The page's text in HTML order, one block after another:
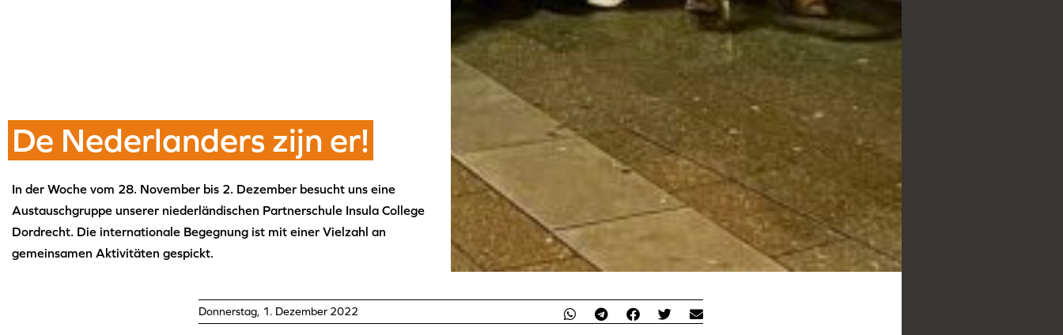
De Nederlanders zijn er!
In der Woche vom 28. November bis 2. Dezember besucht uns eine
Austauschgruppe unserer niederländischen Partnerschule Insula College
Dordrecht. Die internationale Begegnung ist mit einer Vielzahl an
gemeinsamen Aktivitäten gespickt.
Donnerstag, 1. Dezember 2022